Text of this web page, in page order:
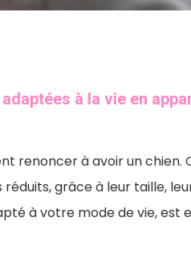
à la vie en
renoncer à avoir un chien.
grâce à leur taille,
à votre mode de vie, est